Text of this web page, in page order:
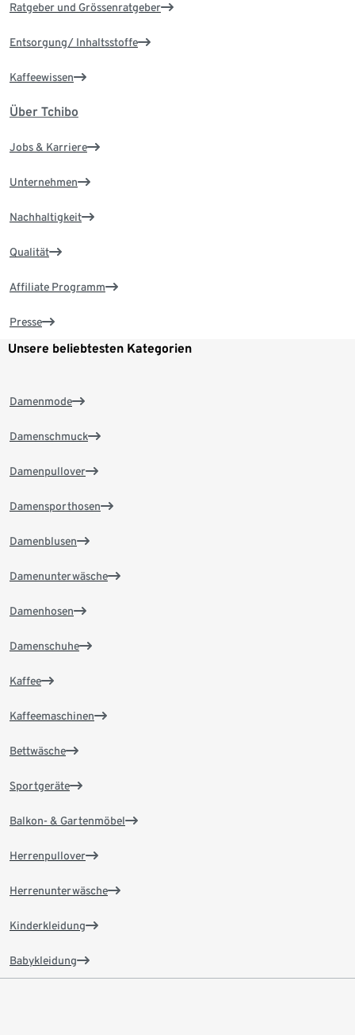
Ratgeber und Grössenratgeber
Entsorgung/ Inhaltsstoffe
Kaffeewissen
Über Tchibo
Jobs & Karriere
Unternehmen
Nachhaltigkeit
Qualität
Affiliate Programm
Presse
Unsere beliebtesten Kategorien
Damenmode
Damenschmuck
Damenpullover
Damensporthosen
Damenblusen
Damenunterwäsche
Damenhosen
Damenschuhe
Kaffee
Kaffeemaschinen
Bettwäsche
Sportgeräte
Balkon- & Gartenmöbel
Herrenpullover
Herrenunterwäsche
Kinderkleidung
Babykleidung